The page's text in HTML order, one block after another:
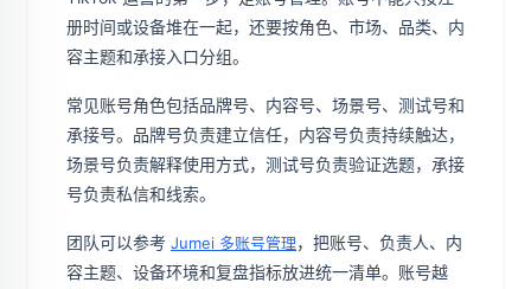
册时间或设备堆在一起，还要按角色、市场、品类、内
容主题和承接入口分组。
常见账号角色包括品牌号、内容号、场景号、测试号和
承接号。品牌号负责建立信任，内容号负责持续触达，
场景号负责解释使用方式，测试号负责验证选题，承接
号负责私信和线索。
团队可以参考 Jumei 多账号管理，把账号、负责人、内
容主题、设备环境和复盘指标放进统一清单。账号越